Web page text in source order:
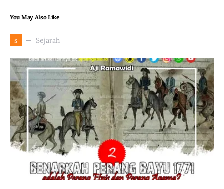
You May Also Like
s Sejarah